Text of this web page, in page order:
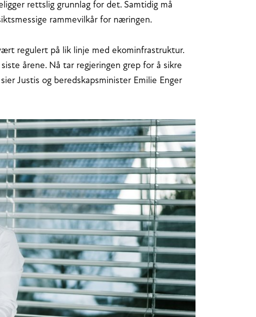
rettslig grunnlag for det. Samtidig må
rammevilkår for næringen.
regulert på lik linje med ekominfrastruktur.
årene. Nå tar regjeringen grep for å sikre
Justis og beredskapsminister Emilie Enger